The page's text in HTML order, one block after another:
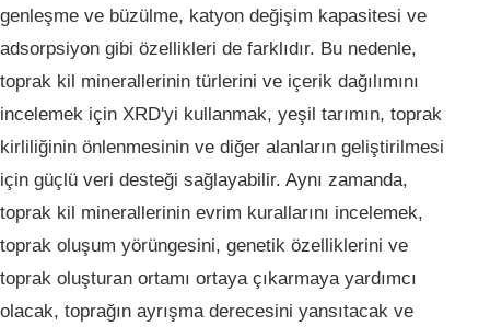
genleşme ve büzülme, katyon değişim kapasitesi ve
adsorpsiyon gibi özellikleri de farklıdır. Bu nedenle,
toprak kil minerallerinin türlerini ve içerik dağılımını
incelemek için XRD'yi kullanmak, yeşil tarımın, toprak
kirliliğinin önlenmesinin ve diğer alanların geliştirilmesi
için güçlü veri desteği sağlayabilir. Aynı zamanda,
toprak kil minerallerinin evrim kurallarını incelemek,
toprak oluşum yörüngesini, genetik özelliklerini ve
toprak oluşturan ortamı ortaya çıkarmaya yardımcı
olacak, toprağın ayrışma derecesini yansıtacak ve